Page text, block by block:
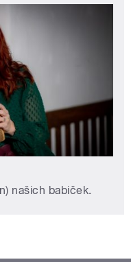
našich babiček.